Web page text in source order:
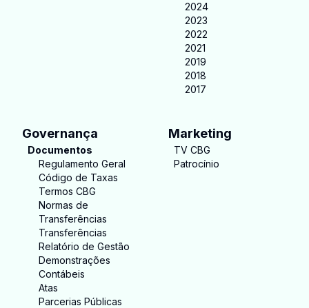
2024
2023
2022
2021
2019
2018
2017
Governança
Documentos
Regulamento Geral
Código de Taxas
Termos CBG
Normas de
Transferências
Transferências
Relatório de Gestão
Demonstrações
Contábeis
Atas
Parcerias Públicas
Marketing
TV CBG
Patrocínio